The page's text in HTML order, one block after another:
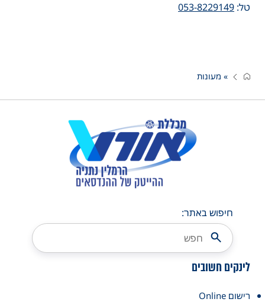
טל: 053-8229149
» מעונות
חיפוש באתר:
לינקים חשובים
רישום Online